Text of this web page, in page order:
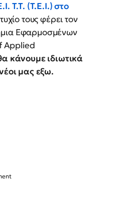
Τ.Τ. (Τ.Ε.Ι.) στο
τους φέρει τον
Εφαρμοσμένων
Applied
κάνουμε ιδιωτικά
μας εξω.